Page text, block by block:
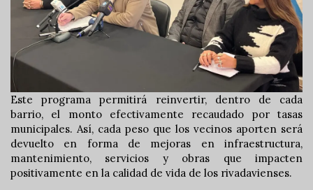
Este programa permitirá reinvertir, dentro de cada
barrio, el monto efectivamente recaudado por tasas
municipales. Así, cada peso que los vecinos aporten será
devuelto en forma de mejoras en infraestructura,
mantenimiento, servicios y obras que impacten
positivamente en la calidad de vida de los rivadavienses.